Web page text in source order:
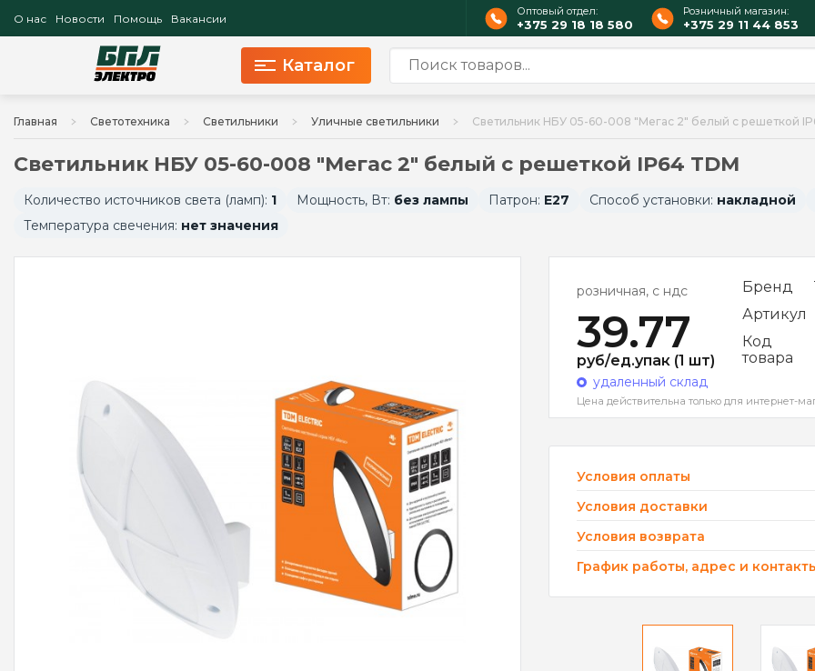
О нас Новости Помощь Вакансии
Оптовый отдел:
+375 29 18 18 580
Розничный магазин:
+375 29 11 44 853
Каталог
Главная Светотехника Светильники Уличные светильники Светильник НБУ 05-60-008 "Мегас 2" белый с решеткой
Светильник НБУ 05-60-008 "Мегас 2" белый с решеткой IP64 TDM
Количество источников света (ламп): 1 Мощность, Вт: без лампы Патрон: E27 Способ установки: накладной
Температура свечения: нет значения
розничная, с ндс
39.77
руб/ед.упак (1 шт)
удаленный склад
Цена действительна только для интернет-
Бренд
Артикул
Код
товара
Условия оплаты
Условия доставки
Условия возврата
График работы, адрес и